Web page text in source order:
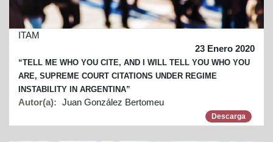
ITAM
23 Enero 2020
“TELL ME WHO YOU CITE, AND I WILL TELL YOU WHO YOU
ARE, SUPREME COURT CITATIONS UNDER REGIME
INSTABILITY IN ARGENTINA”
Autor(a): Juan González Bertomeu
Descarga